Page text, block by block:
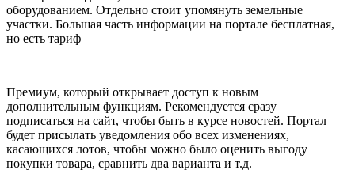
оборудованием. Отдельно стоит упомянуть земельные
участки. Большая часть информации на портале бесплатная,
но есть тариф
Премиум, который открывает доступ к новым
дополнительным функциям. Рекомендуется сразу
подписаться на сайт, чтобы быть в курсе новостей. Портал
будет присылать уведомления обо всех изменениях,
касающихся лотов, чтобы можно было оценить выгоду
покупки товара, сравнить два варианта и т.д.